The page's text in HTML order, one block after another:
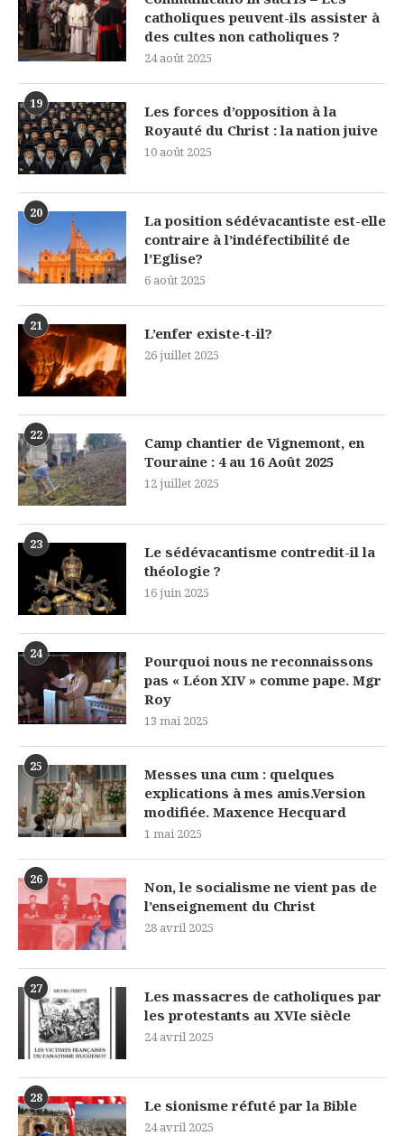
catholiques peuvent-ils assister à
des cultes non catholiques ?
24 août 2025
19
Les forces d’opposition à la
Royauté du Christ : la nation juive
10 août 2025
20
La position sédévacantiste est-elle
contraire à l’indéfectibilité de
l’Eglise?
6 août 2025
21 L’enfer existe-t-il?
26 juillet 2025
22
Camp chantier de Vignemont, en
Touraine : 4 au 16 Août 2025
12 juillet 2025
23
Le sédévacantisme contredit-il la
théologie ?
16 juin 2025
24
Pourquoi nous ne reconnaissons
pas « Léon XIV » comme pape. Mgr
Roy
13 mai 2025
25
Messes una cum : quelques
explications à mes amis.Version
modifiée. Maxence Hecquard
1 mai 2025
26
Non, le socialisme ne vient pas de
l’enseignement du Christ
28 avril 2025
27
Les massacres de catholiques par
les protestants au XVIe siècle
24 avril 2025
28 Le sionisme réfuté par la Bible
24 avril 2025